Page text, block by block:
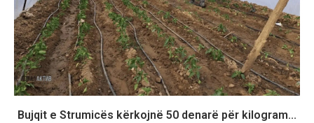
Bujqit e Strumicës kërkojnë 50 denarë për kilogram...